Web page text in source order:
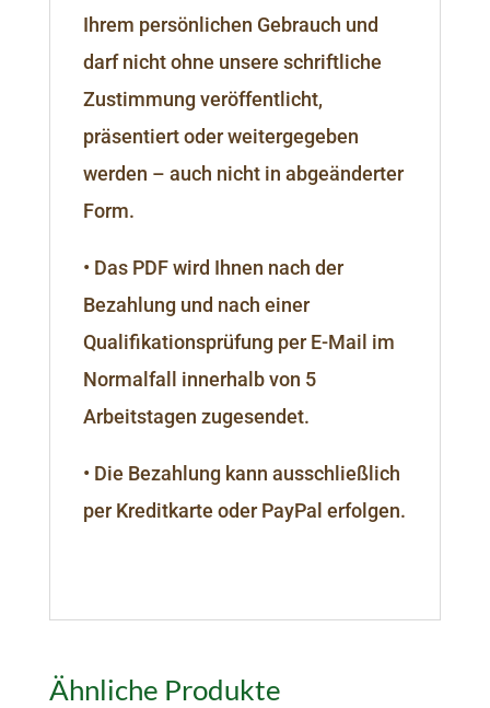
Ihrem persönlichen Gebrauch und
darf nicht ohne unsere schriftliche
Zustimmung veröffentlicht,
präsentiert oder weitergegeben
werden – auch nicht in abgeänderter
Form.
• Das PDF wird Ihnen nach der
Bezahlung und nach einer
Qualifikationsprüfung per E-Mail im
Normalfall innerhalb von 5
Arbeitstagen zugesendet.
• Die Bezahlung kann ausschließlich
per Kreditkarte oder PayPal erfolgen.
Ähnliche Produkte